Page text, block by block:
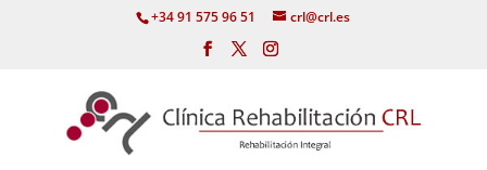
+34 91 575 96 51 crl@crl.es